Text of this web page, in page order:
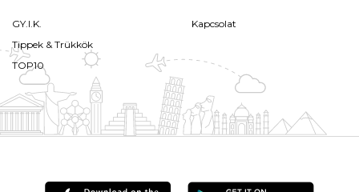
GY.I.K.
Tippek & Trükkök
TOP10
Kapcsolat